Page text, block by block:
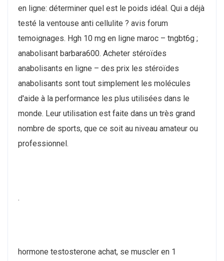
en ligne: déterminer quel est le poids idéal. Qui a déjà
testé la ventouse anti cellulite ? avis forum
temoignages. Hgh 10 mg en ligne maroc – tngbt6g ;
anabolisant barbara600. Acheter stéroïdes
anabolisants en ligne – des prix les stéroïdes
anabolisants sont tout simplement les molécules
d'aide à la performance les plus utilisées dans le
monde. Leur utilisation est faite dans un très grand
nombre de sports, que ce soit au niveau amateur ou
professionnel.
.
hormone testosterone achat, se muscler en 1